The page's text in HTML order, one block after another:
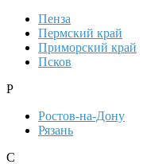
Пенза
Пермский край
Приморский край
Псков
Р
Ростов-на-Дону
Рязань
С